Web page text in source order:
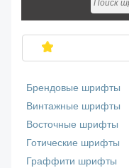
Брендовые шрифты
Винтажные шрифты
Восточные шрифты
Готические шрифты
Граффити шрифты